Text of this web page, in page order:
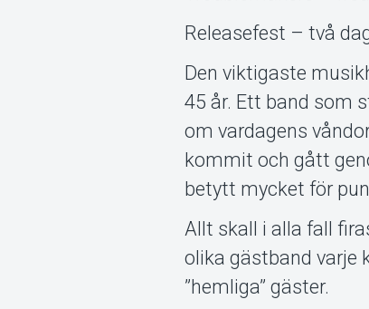
Releasefest – två
Den viktigaste
45 år. Ett band som
om vardagens
kommit och gått
betytt mycket för
Allt skall i alla fall
olika gästband varje
”hemliga” gäster.